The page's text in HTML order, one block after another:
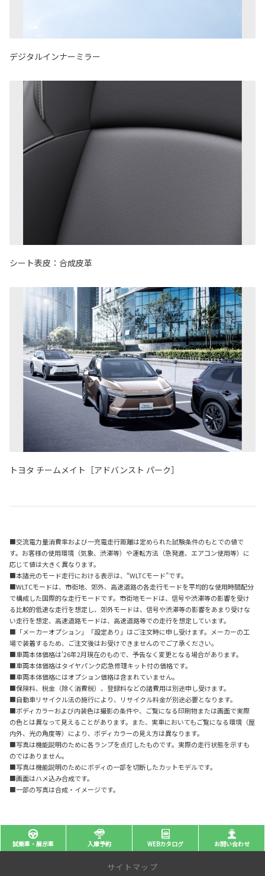
デジタルインナーミラー
シート表皮：合成皮革
トヨタ チームメイト［アドバンスト パーク］
■交流電力量消費率および一充電走行距離は定められた試験条件のもとでの値で
す。お客様の使用環境（気象、渋滞等）や運転方法（急発進、エアコン使用等）に
応じて値は大きく異なります。
■本諸元のモード走行における表示は、“WLTCモード”です。
■WLTCモードは、市街地、郊外、高速道路の各走行モードを平均的な使用時間配分
で構成した国際的な走行モードです。市街地モードは、信号や渋滞等の影響を受け
る比較的低速な走行を想定し、郊外モードは、信号や渋滞等の影響をあまり受けな
い走行を想定、高速道路モードは、高速道路等での走行を想定しています。
■「メーカーオプション」「設定あり」はご注文時に申し受けます。メーカーの工
場で装着するため、ご注文後はお受けできませんのでご了承ください。
■車両本体価格は'26年2月現在のもので、予告なく変更となる場合があります。
■車両本体価格はタイヤパンク応急修理キット付の価格です。
■車両本体価格にはオプション価格は含まれていません。
■保険料、税金（除く消費税）、登録料などの諸費用は別途申し受けます。
■自動車リサイクル法の施行により、リサイクル料金が別途必要となります。
■ボディカラーおよび内装色は撮影の条件や、ご覧になる印刷物または画面で実際
の色とは異なって見えることがあります。また、実車においてもご覧になる環境（屋
内外、光の角度等）により、ボディカラーの見え方は異なります。
■写真は機能説明のために各ランプを点灯したものです。実際の走行状態を示すも
のではありません。
■写真は機能説明のためにボディの一部を切断したカットモデルです。
■画面はハメ込み合成です。
■一部の写真は合成・イメージです。
試乗車・展示車 入庫予約 WEBカタログ お問い合わせ
サイトマップ